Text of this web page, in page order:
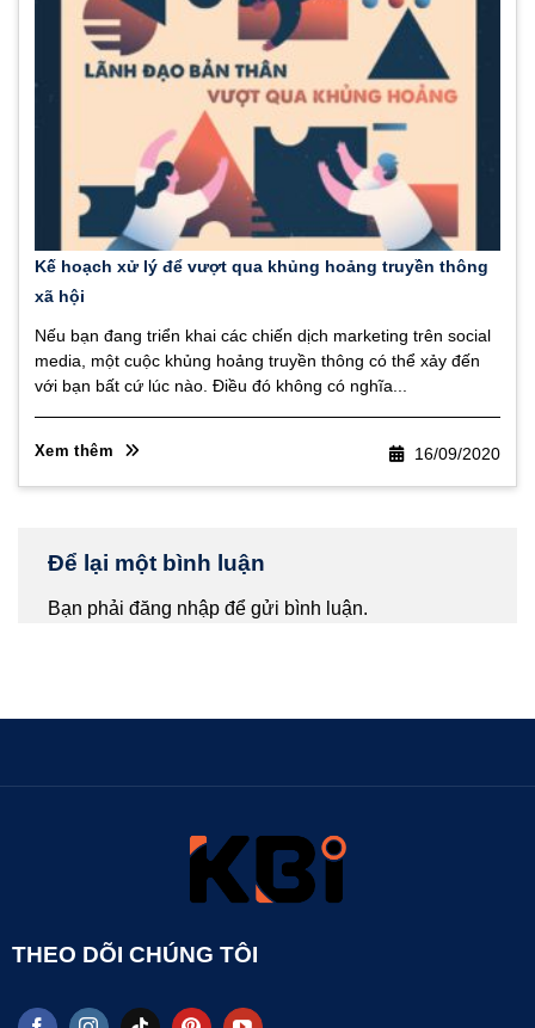
Kế hoạch xử lý để vượt qua khủng hoảng truyền thông
xã hội
16/09/2020
Nếu bạn đang triển khai các chiến dịch marketing trên social
media, một cuộc khủng hoảng truyền thông có thể xảy đến
với bạn bất cứ lúc nào. Điều đó không có nghĩa...
Xem thêm
Để lại một bình luận
Bạn phải đăng nhập để gửi bình luận.
THEO DÕI CHÚNG TÔI